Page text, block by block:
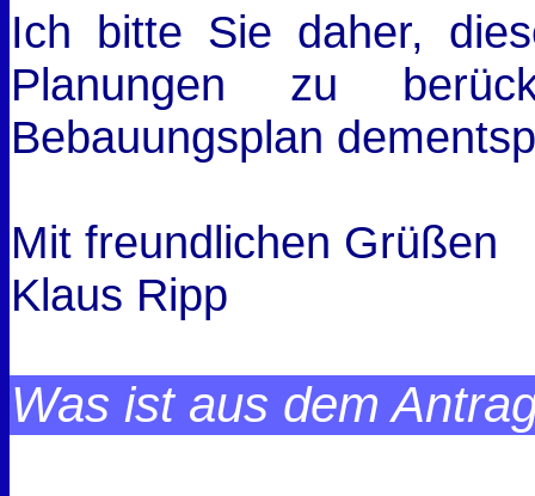
Ich bitte Sie daher,
Planungen zu
Bebauungsplan
Mit freundlichen Grüßen
Klaus Ripp
Was ist aus dem